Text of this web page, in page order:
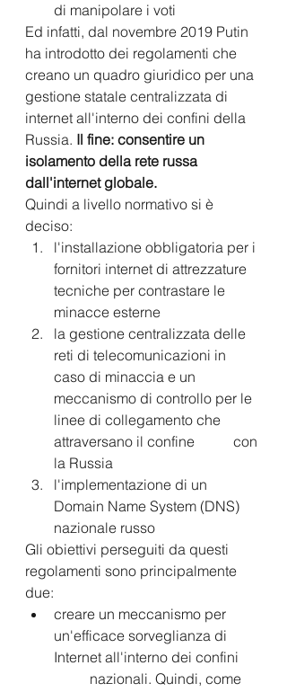
di manipolare i voti
Ed infatti, dal novembre 2019 Putin
ha introdotto dei regolamenti che
creano un quadro giuridico per una
gestione statale centralizzata di
internet all'interno dei confini della
Russia. Il fine: consentire un
isolamento della rete russa
dall'internet globale.
Quindi a livello normativo si è
deciso:
l'installazione obbligatoria per i
fornitori internet di attrezzature
tecniche per contrastare le
minacce esterne
la gestione centralizzata delle
reti di telecomunicazioni in
caso di minaccia e un
meccanismo di controllo per le
linee di collegamento che
attraversano il confine 	con
l'implementazione di un
Domain Name System (DNS)
nazionale russo
Gli obiettivi perseguiti da questi
regolamenti sono principalmente
due:
creare un meccanismo per
un'efficace sorveglianza di
Internet all'interno dei confini